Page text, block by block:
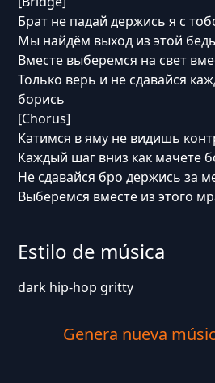
Брат не падай держись я с
Мы найдём выход из этой
Вместе выберемся на свет
Только верь и не сдавайся
борись
[Chorus]
Катимся в яму не видишь
Каждый шаг вниз как мачете
Не сдавайся бро держись за
Выберемся вместе из этого
Estilo de música
dark hip-hop gritty
Genera nueva